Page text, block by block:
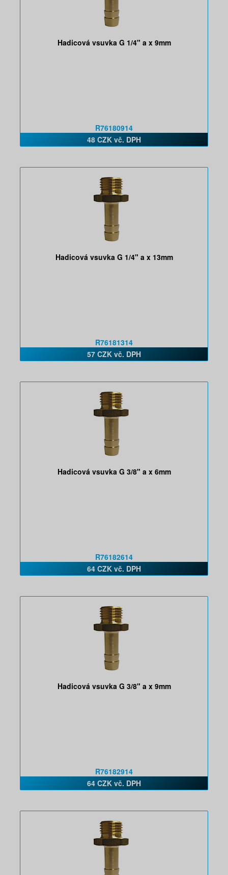
Hadicová vsuvka G 1/4" a x 9mm
R76180914
48 CZK vč. DPH
Hadicová vsuvka G 1/4" a x 13mm
R76181314
57 CZK vč. DPH
Hadicová vsuvka G 3/8" a x 6mm
R76182614
64 CZK vč. DPH
Hadicová vsuvka G 3/8" a x 9mm
R76182914
64 CZK vč. DPH